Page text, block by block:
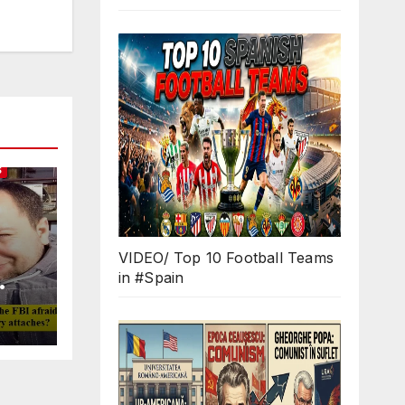
in
VIDEO/ Top 10 Football Teams
in #Spain